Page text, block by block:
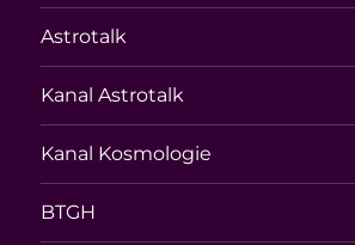
Astrotalk
Kanal Astrotalk
Kanal Kosmologie
BTGH